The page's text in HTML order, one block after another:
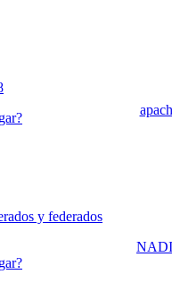
y federados